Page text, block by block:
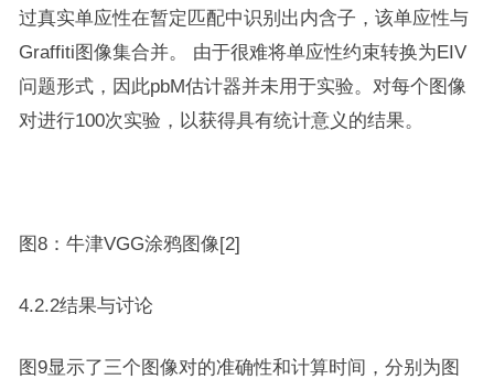
过真实单应性在暂定匹配中识别出内含子，该单应性与
Graffiti图像集合并。 由于很难将单应性约束转换为EIV
问题形式，因此pbM估计器并未用于实验。对每个图像
对进行100次实验，以获得具有统计意义的结果。
图8：牛津VGG涂鸦图像[2]
4.2.2结果与讨论
图9显示了三个图像对的准确性和计算时间，分别为图